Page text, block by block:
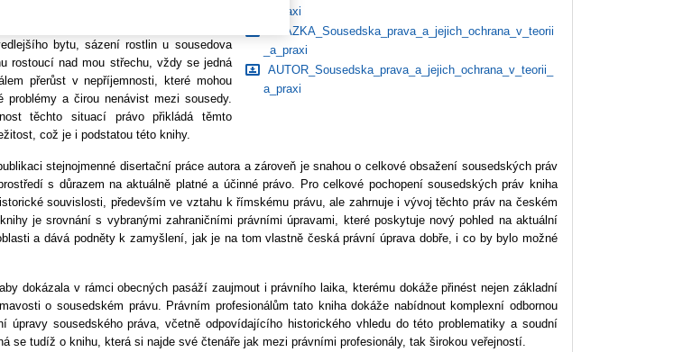
a_praxi
UKAZKA_Sousedska_prava_a_jejich_ochrana_v_teorii
_a_praxi
AUTOR_Sousedska_prava_a_jejich_ochrana_v_teorii_
a_praxi
bytu, sázení rostlin u sousedova
rostoucí nad mou střechu, vždy se jedná
přerůst v nepříjemnosti, které mohou
problémy a čirou nenávist mezi sousedy.
těchto situací právo přikládá těmto
což je i podstatou této knihy.
stejnojmenné disertační práce autora a zároveň je snahou o celkové obsažení sousedských práv
s důrazem na aktuálně platné a účinné právo. Pro celkové pochopení sousedských práv kniha
souvislosti, především ve vztahu k římskému právu, ale zahrnuje i vývoj těchto práv na českém
je srovnání s vybranými zahraničními právními úpravami, které poskytuje nový pohled na aktuální
a dává podněty k zamyšlení, jak je na tom vlastně česká právní úprava dobře, i co by bylo možné
dokázala v rámci obecných pasáží zaujmout i právního laika, kterému dokáže přinést nejen základní
o sousedském právu. Právním profesionálům tato kniha dokáže nabídnout komplexní odbornou
úpravy sousedského práva, včetně odpovídajícího historického vhledu do této problematiky a soudní
se tudíž o knihu, která si najde své čtenáře jak mezi právními profesionály, tak širokou veřejností.